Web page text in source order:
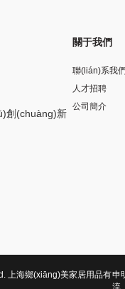
創(chuàng)新
關于我們
聯(lián)系我
人才招聘
公司簡介
上海鄉(xiāng)美家居用品有申
流